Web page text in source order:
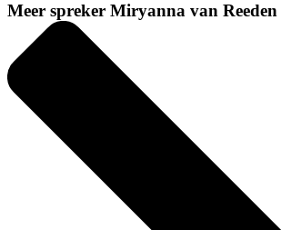
Meer spreker Miryanna van Reeden